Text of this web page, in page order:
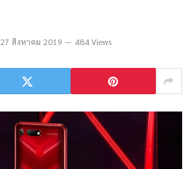
27 สิงหาคม 2019 484 Views